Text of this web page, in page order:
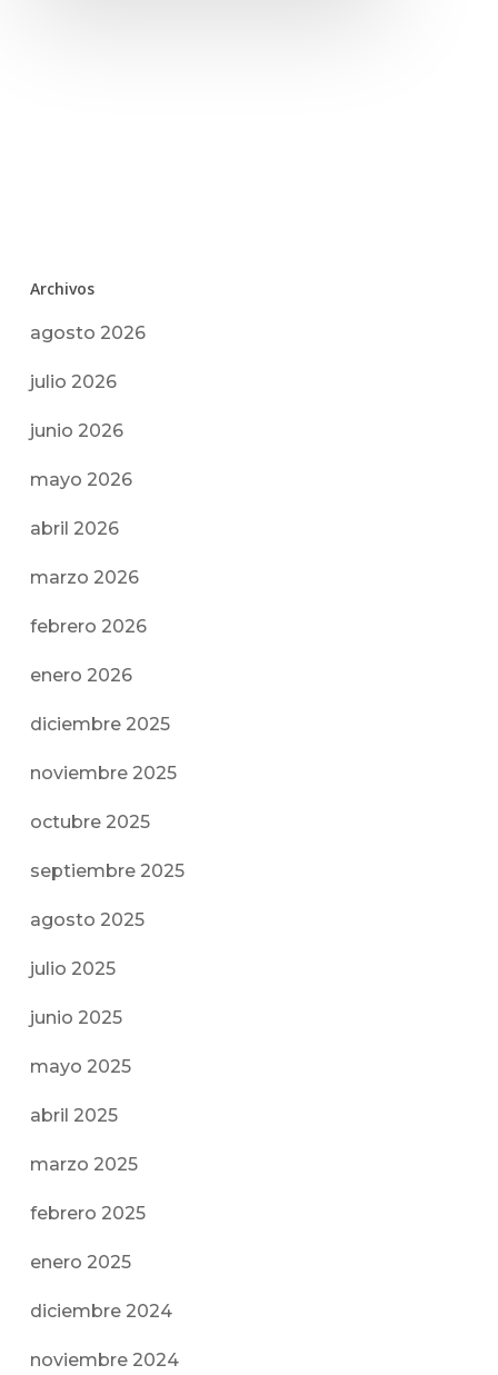
Archivos
agosto 2026
julio 2026
junio 2026
mayo 2026
abril 2026
marzo 2026
febrero 2026
enero 2026
diciembre 2025
noviembre 2025
octubre 2025
septiembre 2025
agosto 2025
julio 2025
junio 2025
mayo 2025
abril 2025
marzo 2025
febrero 2025
enero 2025
diciembre 2024
noviembre 2024